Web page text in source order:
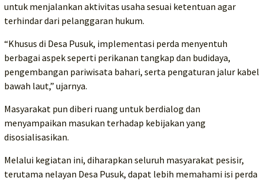
untuk menjalankan aktivitas usaha sesuai ketentuan agar
terhindar dari pelanggaran hukum.
“Khusus di Desa Pusuk, implementasi perda menyentuh
berbagai aspek seperti perikanan tangkap dan budidaya,
pengembangan pariwisata bahari, serta pengaturan jalur kabel
bawah laut,” ujarnya.
Masyarakat pun diberi ruang untuk berdialog dan
menyampaikan masukan terhadap kebijakan yang
disosialisasikan.
Melalui kegiatan ini, diharapkan seluruh masyarakat pesisir,
terutama nelayan Desa Pusuk, dapat lebih memahami isi perda